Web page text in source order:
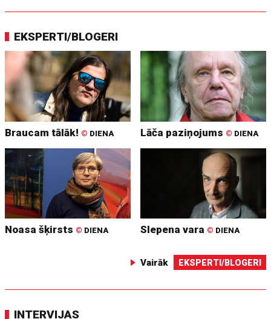
EKSPERTI/BLOGERI
Braucam tālāk! © DIENA Lāča paziņojums © DIENA
Noasa šķirsts © DIENA Slepena vara © DIENA
Vairāk EKSPERTI/BLOGERI
INTERVIJAS